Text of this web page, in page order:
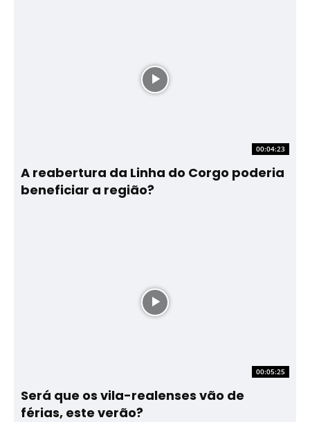
00:04:23
A reabertura da Linha do Corgo poderia
beneficiar a região?
00:05:25
Será que os vila-realenses vão de
férias, este verão?